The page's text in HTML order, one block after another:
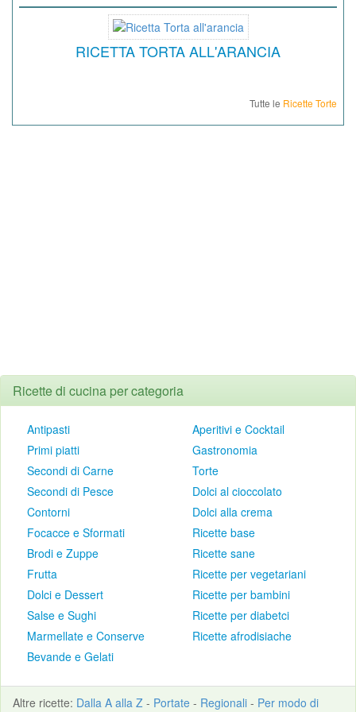
RICETTA TORTA ALL'ARANCIA
Tutte le Ricette Torte
Ricette di cucina per categoria
Antipasti
Primi piatti
Secondi di Carne
Secondi di Pesce
Contorni
Focacce e Sformati
Brodi e Zuppe
Frutta
Dolci e Dessert
Salse e Sughi
Marmellate e Conserve
Bevande e Gelati
Aperitivi e Cocktail
Gastronomia
Torte
Dolci al cioccolato
Dolci alla crema
Ricette base
Ricette sane
Ricette per vegetariani
Ricette per bambini
Ricette per diabetci
Ricette afrodisiache
Altre ricette: Dalla A alla Z - Portate - Regionali - Per modo di